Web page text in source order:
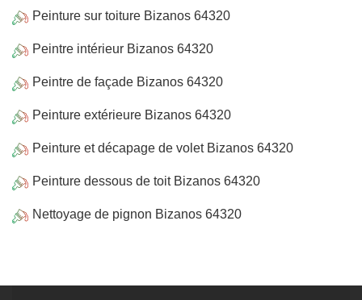
Peinture sur toiture Bizanos 64320
Peintre intérieur Bizanos 64320
Peintre de façade Bizanos 64320
Peinture extérieure Bizanos 64320
Peinture et décapage de volet Bizanos 64320
Peinture dessous de toit Bizanos 64320
Nettoyage de pignon Bizanos 64320